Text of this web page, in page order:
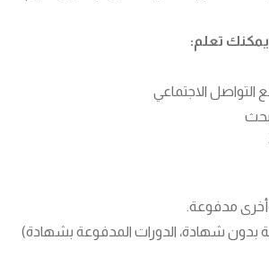
مدفوعة.
بدون شهادة، الدورات المدفوعة بشهادة)